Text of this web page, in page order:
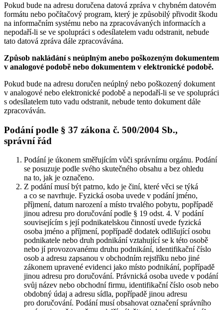
Pokud bude na adresu doručena datová zpráva v chybném datovém
formátu nebo počítačový program, který je způsobilý přivodit škodu
na informačním systému nebo na zpracovávaných informacích a
nepodaří-li se ve spolupráci s odesílatelem vadu odstranit, nebude
tato datová zpráva dále zpracovávána.
Způsob nakládání s neúplným anebo poškozeným dokumentem
v analogové podobě nebo dokumentem v elektronické podobě.
Pokud bude na adresu doručen neúplný nebo poškozený dokument
v analogové nebo elektronické podobě a nepodaří-li se ve spolupráci
s odesílatelem tuto vadu odstranit, nebude tento dokument dále
zpracováván.
Podání podle § 37 zákona č. 500/2004 Sb.,
správní řád
Podání je úkonem směřujícím vůči správnímu orgánu. Podání
se posuzuje podle svého skutečného obsahu a bez ohledu
na to, jak je označeno.
Z podání musí být patrno, kdo je činí, které věci se týká
a co se navrhuje. Fyzická osoba uvede v podání jméno,
příjmení, datum narození a místo trvalého pobytu, popřípadě
jinou adresu pro doručování podle § 19 odst. 4. V podání
souvisejícím s její podnikatelskou činností uvede fyzická
osoba jméno a příjmení, popřípadě dodatek odlišující osobu
podnikatele nebo druh podnikání vztahující se k této osobě
nebo jí provozovanému druhu podnikání, identifikační číslo
osob a adresu zapsanou v obchodním rejstříku nebo jiné
zákonem upravené evidenci jako místo podnikání, popřípadě
jinou adresu pro doručování. Právnická osoba uvede v podání
svůj název nebo obchodní firmu, identifikační číslo osob nebo
obdobný údaj a adresu sídla, popřípadě jinou adresu
pro doručování. Podání musí obsahovat označení správního